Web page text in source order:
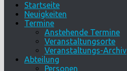
Startseite
Neuigkeiten
Termine
Anstehende Termine
Veranstaltungsorte
Veranstaltungs-Archiv
Abteilung
Personen